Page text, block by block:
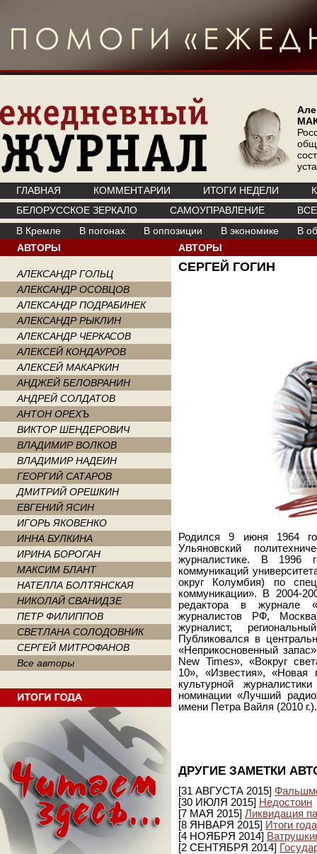
ГЛАВНАЯ КОММЕНТАРИИ ИТОГИ НЕДЕЛИ
БЕЛОРУССКОЕ ЗЕРКАЛО
САМОУПРАВЛЕНИЕ
В Кремле
В погонах В оппозиции В экономике
В
АВТОРЫ
АЛЕКСАНДР ГОЛЬЦ
АЛЕКСАНДР ОСОВЦОВ
АЛЕКСАНДР ПОДРАБИНЕК
АЛЕКСАНДР РЫКЛИН
АЛЕКСАНДР ЧЕРКАСОВ
АЛЕКСЕЙ КОНДАУРОВ
АЛЕКСЕЙ МАКАРКИН
АНДЖЕЙ БЕЛОВРАНИН
АНДРЕЙ СОЛДАТОВ
АНТОН ОРЕХЪ
ВИКТОР ШЕНДЕРОВИЧ
ВЛАДИМИР ВОЛКОВ
ВЛАДИМИР НАДЕИН
ГЕОРГИЙ САТАРОВ
ДМИТРИЙ ОРЕШКИН
ЕВГЕНИЙ ЯСИН
ИГОРЬ ЯКОВЕНКО
ИННА БУЛКИНА
ИРИНА БОРОГАН
МАКСИМ БЛАНТ
НАТЕЛЛА БОЛТЯНСКАЯ
НИКОЛАЙ СВАНИДЗЕ
ПЕТР ФИЛИППОВ
СВЕТЛАНА СОЛОДОВНИК
СЕРГЕЙ МИТРОФАНОВ
Все авторы
АВТОРЫ
СЕРГЕЙ ГОГИН
Родился 9 июня 1964
Ульяновский
журналистике. В 1996
коммуникаций
округ Колумбия) по
коммуникации». В 2004-
редактора в журнале
журналистов РФ,
журналист,
Публиковался в
«Неприкосновенный
New Times», «Вокруг
10», «Известия», «Новая
культурной
номинации «Лучший
имени Петра Вайля (2010 г.).
ДРУГИЕ ЗАМЕТКИ
[31 АВГУСТА 2015]
[30 ИЮЛЯ 2015] Недостоин
[7 МАЯ 2015] Ликвидация
[8 ЯНВАРЯ 2015] Итоги
[4 НОЯБРЯ 2014]
[2 СЕНТЯБРЯ 2014]